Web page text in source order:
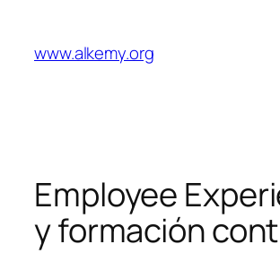
contenido
www.alkemy.org
Employee
y formación